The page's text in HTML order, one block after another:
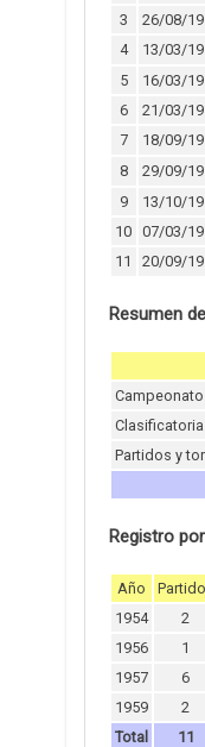
3
26/08/
4
13/03/
5
16/03/
6
21/03/
7
18/09/
8
29/09/
9
13/10/
10 07/03/
11
20/09/
Resumen
Partidos y
Registro
Año
1954
2
1956
1
1957
6
1959
2
Total
11